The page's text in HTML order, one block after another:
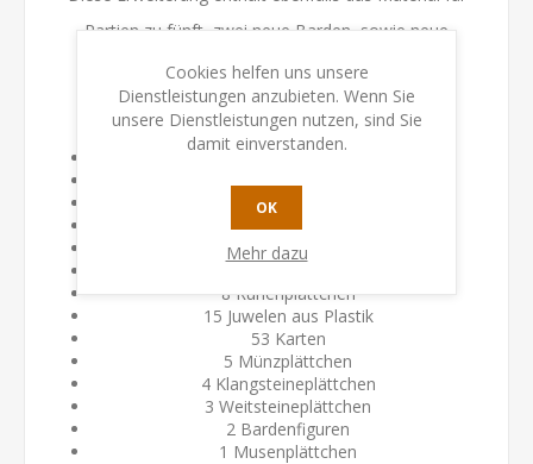
Partien zu fünft, zwei neue Barden, sowie neue
Ereignisse.
Inhalt:
1 Probenhöhlentableau
1 Bootsplättchen
7 Abzeichenplättchen
1 Temporadplättchen
1 Notenschlüsselplättchen
8 Runenplättchen
15 Juwelen aus Plastik
53 Karten
5 Münzplättchen
4 Klangsteineplättchen
3 Weitsteineplättchen
2 Bardenfiguren
1 Musenplättchen
Cookies helfen uns unsere
Dienstleistungen anzubieten. Wenn Sie
unsere Dienstleistungen nutzen, sind Sie
damit einverstanden.
OK
Mehr dazu